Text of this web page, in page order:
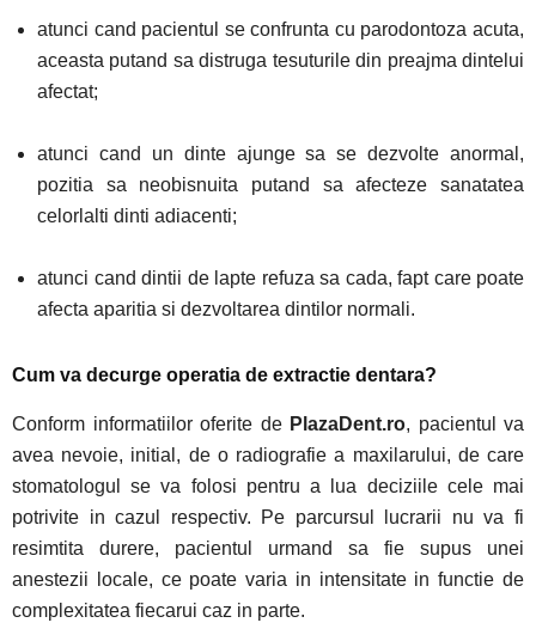
atunci cand pacientul se confrunta cu parodontoza acuta,
aceasta putand sa distruga tesuturile din preajma dintelui
afectat;
atunci cand un dinte ajunge sa se dezvolte anormal,
pozitia sa neobisnuita putand sa afecteze sanatatea
celorlalti dinti adiacenti;
atunci cand dintii de lapte refuza sa cada, fapt care poate
afecta aparitia si dezvoltarea dintilor normali.
Cum va decurge operatia de extractie dentara?
Conform informatiilor oferite de PlazaDent.ro, pacientul va
avea nevoie, initial, de o radiografie a maxilarului, de care
stomatologul se va folosi pentru a lua deciziile cele mai
potrivite in cazul respectiv. Pe parcursul lucrarii nu va fi
resimtita durere, pacientul urmand sa fie supus unei
anestezii locale, ce poate varia in intensitate in functie de
complexitatea fiecarui caz in parte.